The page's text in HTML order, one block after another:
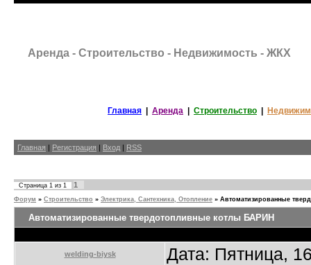
Аренда - Строительство - Недвижимость - ЖКХ
Главная Аренда Строительство
Главная Регистрация Вход RSS
Страница 1 из 1 1
Форум » Строительство » Электрика, Сантехника, Отопление » Автоматизированные
Автоматизированные твердотопливные котлы БАРИН
welding-biysk Дата: Пятница,